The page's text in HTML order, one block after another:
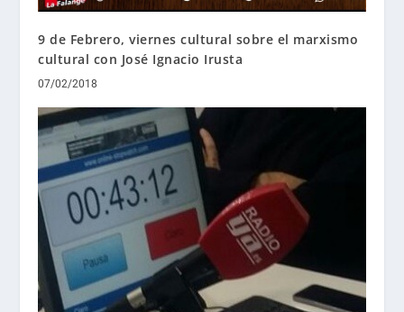
9 de Febrero, viernes cultural sobre el marxismo
cultural con José Ignacio Irusta
07/02/2018